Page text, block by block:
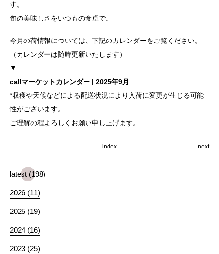
す。
旬の美味しさをいつもの食卓で。
今月の荷情報については、下記のカレンダーをご覧ください。
（カレンダーは随時更新いたします）
▼
callマーケットカレンダー | 2025年9月
*収穫や天候などによる配送状況により入荷に変更が生じる可能
性がございます。
ご理解の程よろしくお願い申し上げます。
next
index
latest (198)
2026 (11)
2025 (19)
2024 (16)
2023 (25)